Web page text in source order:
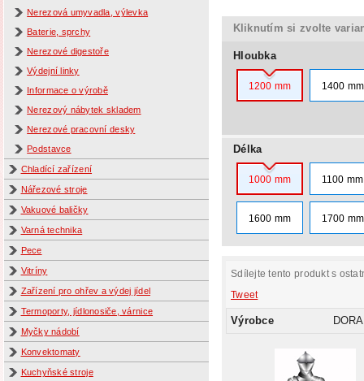
Nerezová umyvadla, výlevka
Baterie, sprchy
Nerezové digestoře
Výdejní linky
Informace o výrobě
Nerezový nábytek skladem
Nerezové pracovní desky
Podstavce
Chladící zařízení
Nářezové stroje
Vakuové baličky
Varná technika
Pece
Vitríny
Zařízení pro ohřev a výdej jídel
Termoporty, jídlonosiče, várnice
Myčky nádobí
Konvektomaty
Kuchyňské stroje
Kliknutím si zvolte
Hloubka
1200 mm 1400 mm
Délka
1000 mm 1100 mm
1600 mm 1700 mm
Sdílejte tento produkt s
Tweet
Výrobce